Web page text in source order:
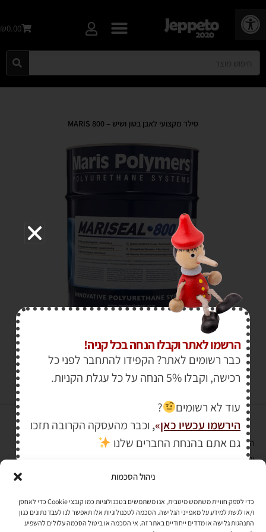
פתח סרגל נגישות
ניהול הסכמות
כדי לספק חוויית משתמש מיטבית, אנו משתמשים בטכנולוגיות כמו קובצי Cookie כדי לאחסן
ו/או לגשת למידע על מאפייני הגלישה. הסכמה לטכנולוגיות אלו תאפשר לנו לעבד נתונים כגון
התנהגות גלישה או מדדים ייחודיים באתר זה. אי הסכמה או ביטול הסכמה עלולים להשפיע
₪0.00
סילר מקצועי לאבן בטון ושיש – MARIS 800
והעומד בתקן אבטחה PCI DSS Level-1
לתקנון האתר»
הרשמו לאתר וקבלו הנחה בכל קניה!
כבר רשומים לאתר? הקפידו להתחבר לפני כל
רכישה, וקבלו 5% הנחה על כל עגלת הקניות.
עוד לא רשומים
?
הירשמו עכשיו כאן»
, וכבר מהעסקה הקרובה תזכו
גם אתם בהנחת החברים שלנו